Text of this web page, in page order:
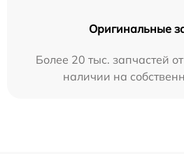
Оригинальные
Более 20 тыс. запчастей
наличии на